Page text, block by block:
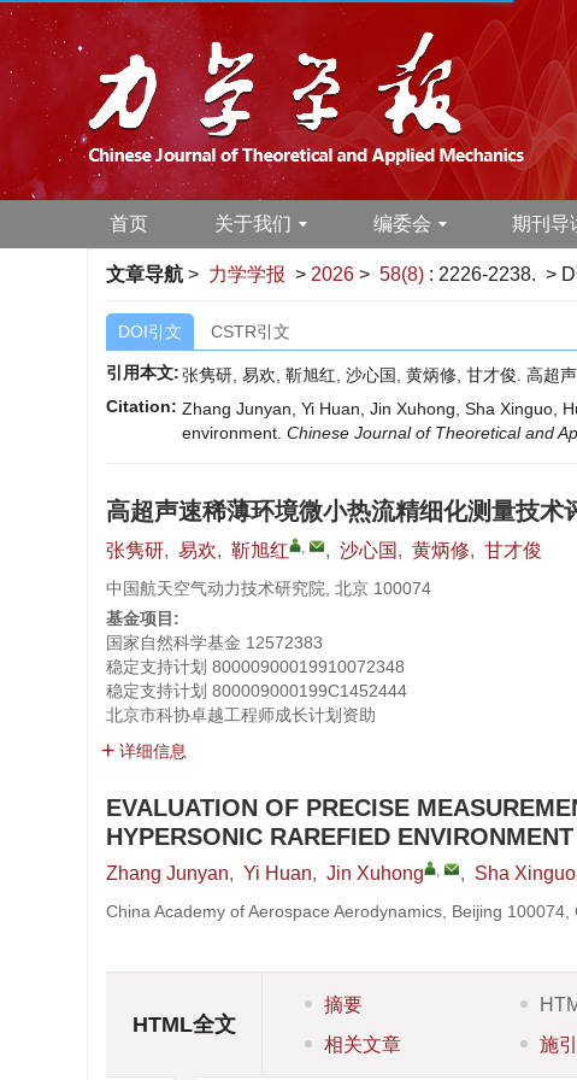
首页 关于我们 编委会 期刊导
文章导航 > 力学学报 > 2026 > 58(8) : 2226-2238. >
DOI引文 CSTR引文
引用本文:张隽研, 易欢, 靳旭红, 沙心国, 黄炳修, 甘才俊. 高超
Citation: Zhang Junyan, Yi Huan, Jin Xuhong, Sha Xinguo,
environment. Chinese Journal of Theoretical and
高超声速稀薄环境微小热流精细化测量技术
张隽研, 易欢, 靳旭红 , , 沙心国 , 黄炳修, 甘才俊
中国航天空气动力技术研究院, 北京 100074
基金项目:
国家自然科学基金 12572383
稳定支持计划 80000900019910072348
稳定支持计划 800009000199C1452444
北京市科协卓越工程师成长计划资助
详细信息
EVALUATION OF PRECISE
HYPERSONIC RAREFIED ENVIRONMENT
Zhang Junyan, Yi Huan, Jin Xuhong , , Sha Xinguo
China Academy of Aerospace Aerodynamics, Beijing 100074,
HTML全文
摘要
相关文章
施